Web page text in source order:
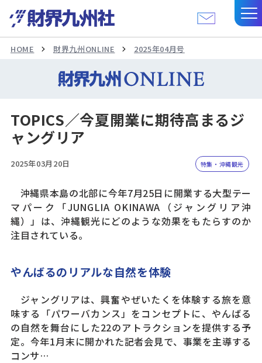
HOME 財界九州ONLINE 2025年04月号
TOPICS／今夏開業に期待高まるジ
ャングリア
2025年03月20日 特集・沖縄観光
沖縄県本島の北部に今年7月25日に開業する大型テー
マパーク「JUNGLIA OKINAWA（ジャングリア沖
縄）」は、沖縄観光にどのような効果をもたらすのか
注目されている。
やんばるのリアルな自然を体験
ジャングリアは、興奮やぜいたくを体験する旅を意
味する「パワーバカンス」をコンセプトに、やんばる
の自然を舞台にした22のアトラクションを提供する予
定。今年1月末に開かれた記者会見で、事業を主導する
コンサ…